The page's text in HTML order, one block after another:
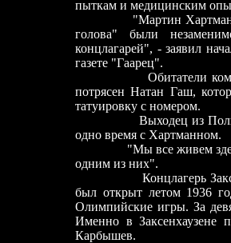
пыткам и медицинским
"Мартин
голова" были
концлагарей", - заявил
газете "Гаарец".
Обитатели
потрясен Натан Гаш,
татуировку с номером.
Выходец из
одно время с Хартманном.
"Мы все живем
одним из них".
Концлагерь
был открыт летом 1936
Олимпийские игры. За
Именно в
Карбышев.